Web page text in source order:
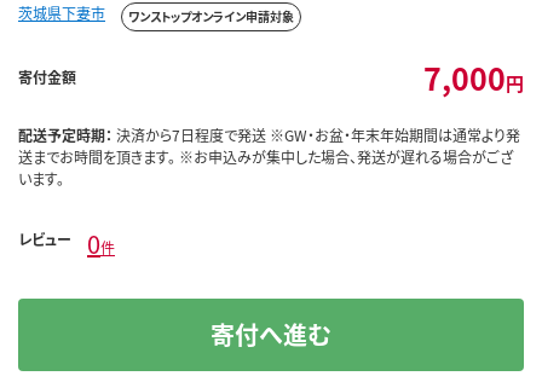
茨城県下妻市 ワンストップオンライン申請対象
寄付金額 7,000円
配送予定時期： 決済から7日程度で発送 ※GW・お盆・年末年始期間は通常より発
送までお時間を頂きます。 ※お申込みが集中した場合、発送が遅れる場合がござ
います。
レビュー 0件
寄付へ進む